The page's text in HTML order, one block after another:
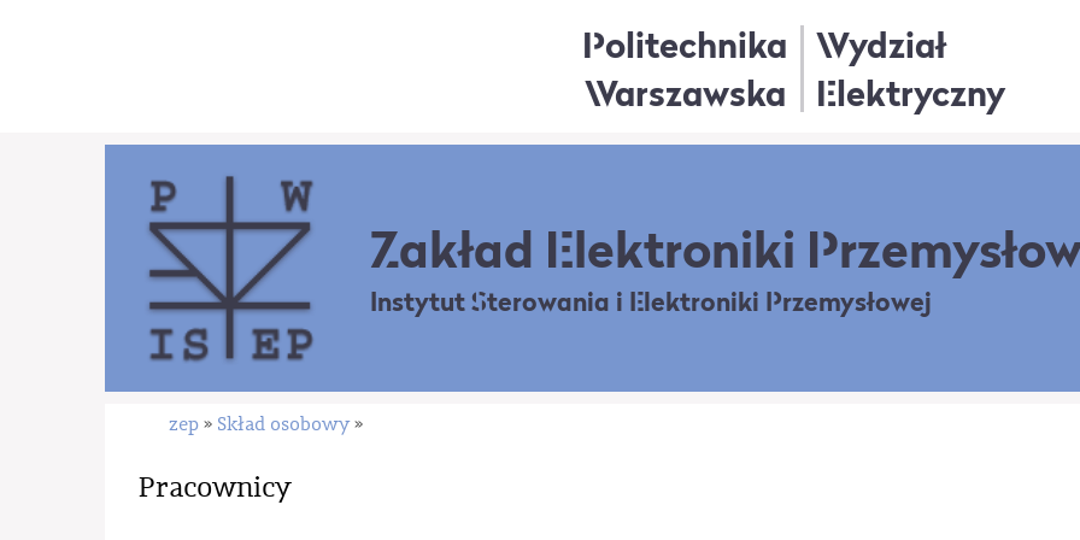
Politechnika
Warszawska
Wydział
Elektryczny
Zakład Elektroniki
Instytut Sterowania i Elektroniki Przemysłowej
zep » Skład osobowy »
Pracownicy